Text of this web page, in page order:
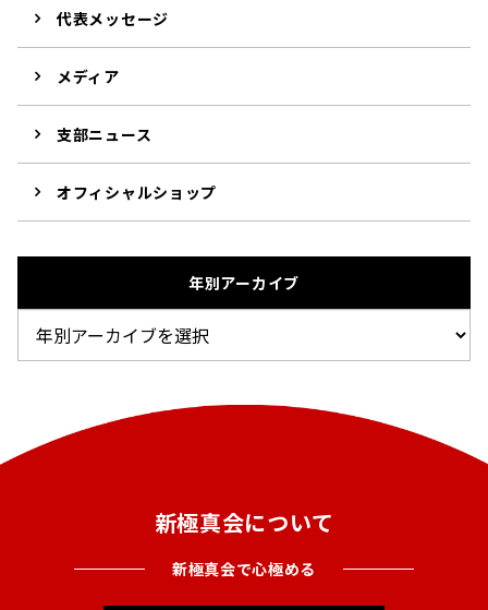
代表メッセージ
メディア
支部ニュース
オフィシャルショップ
年別アーカイブ
新極真会について
新極真会で心極める